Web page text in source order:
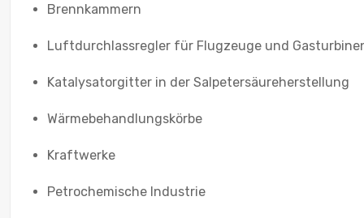
Brennkammern
Luftdurchlassregler für Flugzeuge und
Katalysatorgitter in der Salpetersäureherstellung
Wärmebehandlungskörbe
Kraftwerke
Petrochemische Industrie